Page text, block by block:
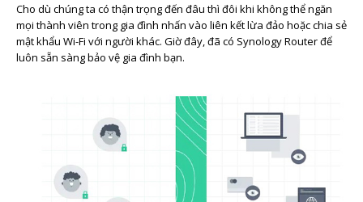
Cho dù chúng ta có thận trọng đến đâu thì đôi khi không thể ngăn
mọi thành viên trong gia đình nhấn vào liên kết lừa đảo hoặc chia sẻ
mật khẩu Wi-Fi với người khác. Giờ đây, đã có Synology Router để
luôn sẵn sàng bảo vệ gia đình bạn.